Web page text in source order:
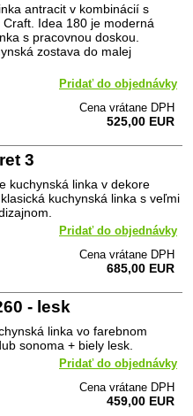
antracit v kombinácií s
Idea 180 je moderná
s pracovnou doskou.
zostava do malej
Pridať do objednávky
Cena vrátane DPH
525,00 EUR
3
kuchynská linka v dekore
kuchynská linka s veľmi
Pridať do objednávky
Cena vrátane DPH
685,00 EUR
- lesk
linka vo farebnom
sonoma + biely lesk.
Pridať do objednávky
Cena vrátane DPH
459,00 EUR